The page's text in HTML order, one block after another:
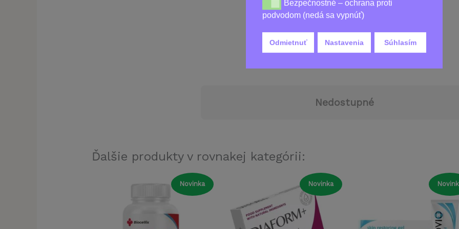
Bezpečnostné – ochrana proti podvodom (nedá sa
Bezpečnostné – ochrana proti
podvodom (nedá sa vypnúť)
Odmietnuť Nastavenia Súhlasím
19,00€
Nedostupné
Ďalšie produkty v rovnakej kategórii:
Novinka Novinka